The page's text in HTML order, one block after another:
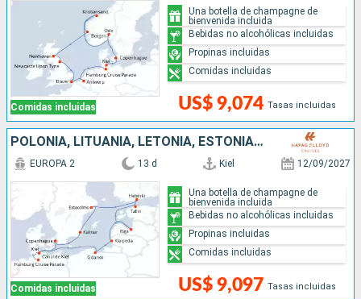
Comidas incluidas US$ 9,074 Tasas incluidas
Una botella de champagne de
bienvenida incluida
Bebidas no alcohólicas incluidas
Propinas incluidas
Comidas incluidas
POLONIA, LITUANIA, LETONIA, ESTONIA, FINLANDIA, SUECIA, DINAMARCA, ALEMANIA
Comidas incluidas
EUROPA 2 13 d Kiel 12/09/2027
US$ 9,097 Tasas incluidas
Una botella de champagne de
bienvenida incluida
Bebidas no alcohólicas incluidas
Propinas incluidas
Comidas incluidas